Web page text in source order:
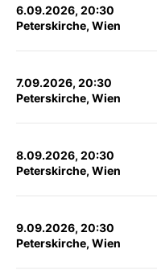
6.09.2026, 20:30
Peterskirche, Wien
7.09.2026, 20:30
Peterskirche, Wien
8.09.2026, 20:30
Peterskirche, Wien
9.09.2026, 20:30
Peterskirche, Wien